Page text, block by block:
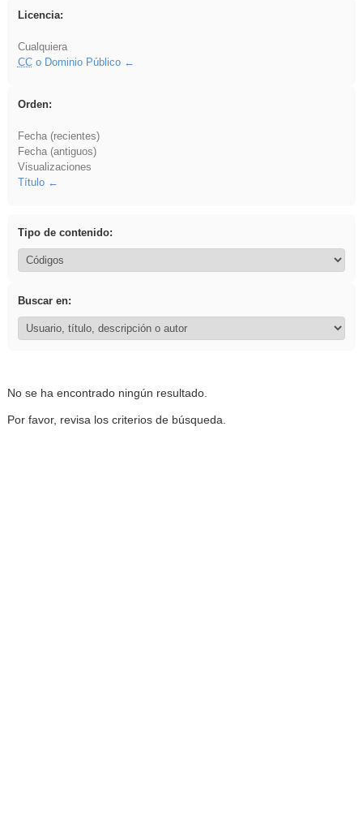
Licencia:
Cualquiera
CCo Dominio Público
Orden:
Fecha (recientes)
Fecha (antiguos)
Visualizaciones
Título
Tipo de contenido:
Buscar en:
No se ha encontrado ningún resultado.
Por favor, revisa los criterios de búsqueda.